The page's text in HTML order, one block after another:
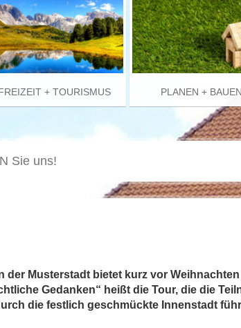
+ TOURISMUS PLANEN + BAUEN
der Musterstadt bietet kurz vor
Gedanken“ heißt die Tour, die die
die festlich geschmückte Innenstadt